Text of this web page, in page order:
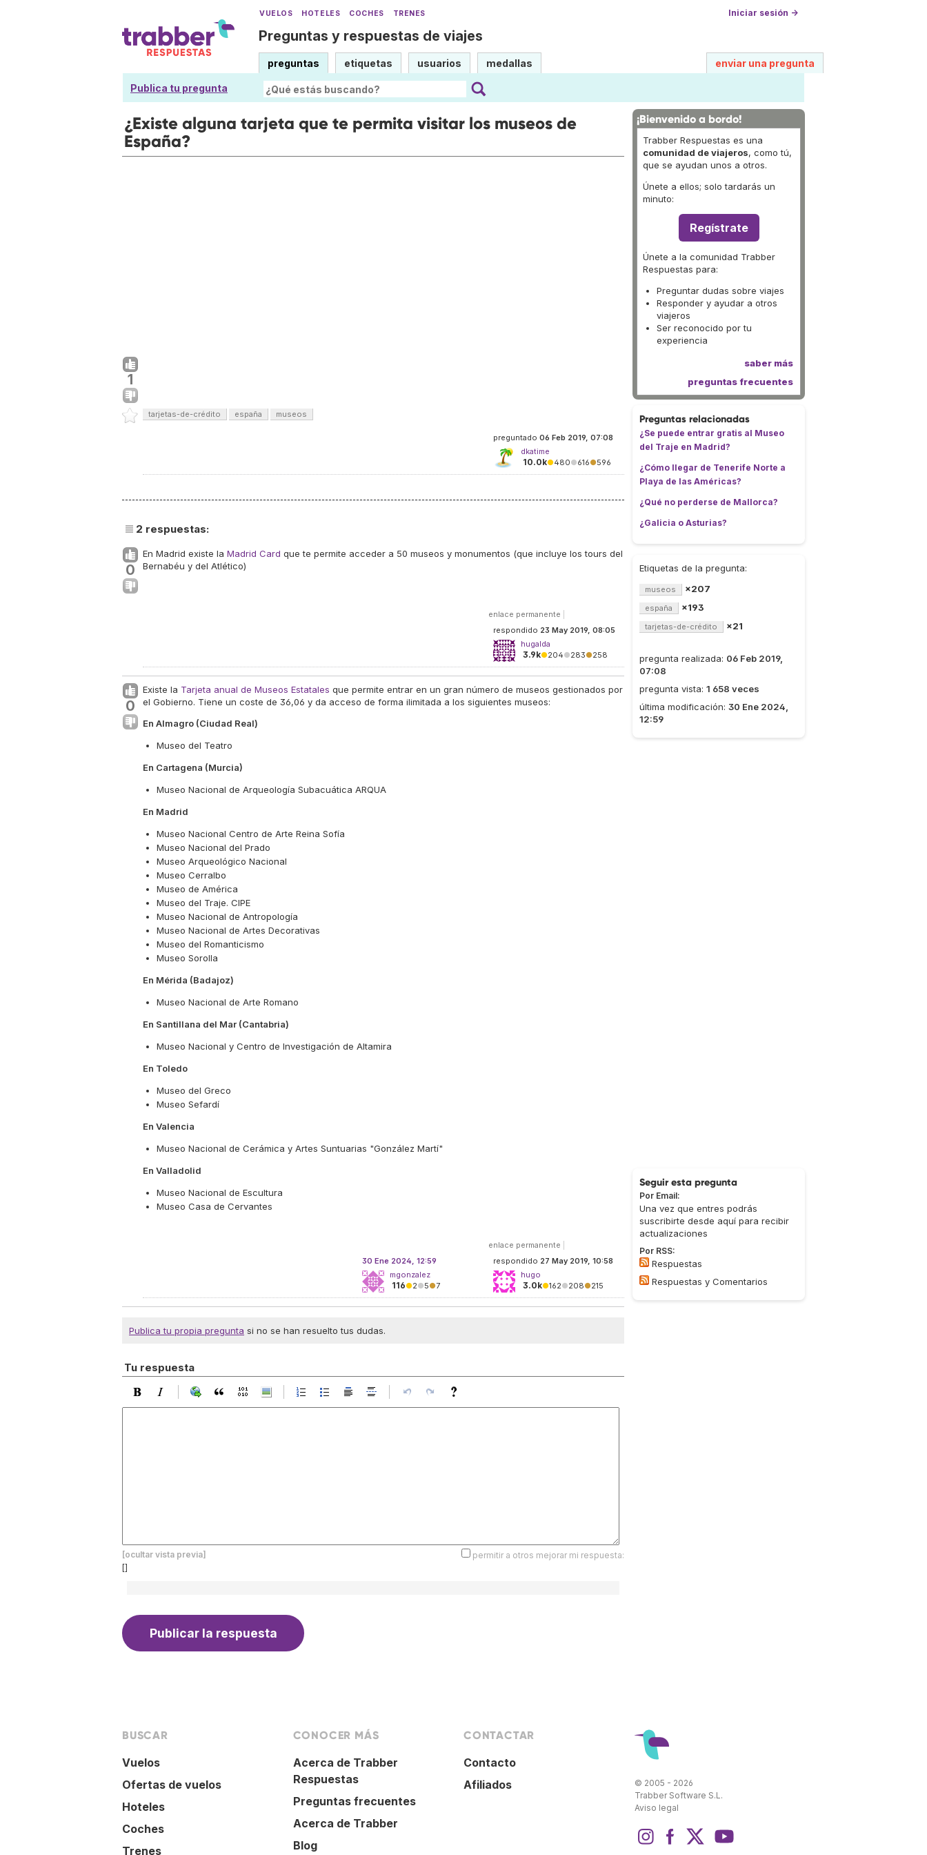
VUELOS HOTELES COCHES TRENES Iniciar sesión →
Preguntas y respuestas de viajes
preguntas etiquetas usuarios medallas enviar una pregunta
Publica tu pregunta
¿Existe alguna tarjeta que te permita visitar los museos de
España?
1
tarjetas-de-crédito españa museos
preguntado 06 Feb 2019, 07:08
dkatime
10.0k●480●616●596
2 respuestas:
0
En Madrid existe la Madrid Card que te permite acceder a 50 museos y monumentos (que incluye los tours del
Bernabéu y del Atlético)
enlace permanente
respondido 23 May 2019, 08:05
hugalda
3.9k●204●283●258
0
Existe la Tarjeta anual de Museos Estatales que permite entrar en un gran número de museos gestionados por
el Gobierno. Tiene un coste de 36,06 y da acceso de forma ilimitada a los siguientes museos:
En Almagro (Ciudad Real)
Museo del Teatro
En Cartagena (Murcia)
Museo Nacional de Arqueología Subacuática ARQUA
En Madrid
Museo Nacional Centro de Arte Reina Sofía
Museo Nacional del Prado
Museo Arqueológico Nacional
Museo Cerralbo
Museo de América
Museo del Traje. CIPE
Museo Nacional de Antropología
Museo Nacional de Artes Decorativas
Museo del Romanticismo
Museo Sorolla
En Mérida (Badajoz)
Museo Nacional de Arte Romano
En Santillana del Mar (Cantabria)
Museo Nacional y Centro de Investigación de Altamira
En Toledo
Museo del Greco
Museo Sefardí
En Valencia
Museo Nacional de Cerámica y Artes Suntuarias "González Martí"
En Valladolid
Museo Nacional de Escultura
Museo Casa de Cervantes
enlace permanente
respondido 27 May 2019, 10:58
hugo
3.0k●162●208●215
30 Ene 2024, 12:59
mgonzalez
116●2●5●7
Publica tu propia pregunta si no se han resuelto tus dudas.
Tu respuesta
[ocultar vista previa]
permitir a otros mejorar mi respuesta:
[]
¡Bienvenido a bordo!
Trabber Respuestas es una
comunidad de viajeros, como tú,
que se ayudan unos a otros.
Únete a ellos; solo tardarás un
minuto:
Regístrate
Únete a la comunidad Trabber
Respuestas para:
Preguntar dudas sobre viajes
Responder y ayudar a otros
viajeros
Ser reconocido por tu
experiencia
saber más
preguntas frecuentes
Preguntas relacionadas
¿Se puede entrar gratis al Museo
del Traje en Madrid?
¿Cómo llegar de Tenerife Norte a
Playa de las Américas?
¿Qué no perderse de Mallorca?
¿Galicia o Asturias?
Etiquetas de la pregunta:
museos ×207
españa ×193
tarjetas-de-crédito ×21
pregunta realizada: 06 Feb 2019,
07:08
pregunta vista: 1 658 veces
última modificación: 30 Ene 2024,
12:59
Seguir esta pregunta
Por Email:
Una vez que entres podrás
suscribirte desde aquí para recibir
actualizaciones
Por RSS:
Respuestas
Respuestas y Comentarios
BUSCAR
Vuelos
Ofertas de vuelos
Hoteles
Coches
Trenes
CONOCER MÁS
Acerca de Trabber
Respuestas
Preguntas frecuentes
Acerca de Trabber
Blog
CONTACTAR
Contacto
Afiliados
© 2005 - 2026
Trabber Software S.L.
Aviso legal